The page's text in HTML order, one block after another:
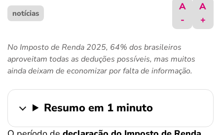
crédito fácil
ferramentas
notícias
A
-
A
+
No Imposto de Renda 2025, 64% dos brasileiros
aproveitam todas as deduções possíveis, mas muitos
ainda deixam de economizar por falta de informação.
Resumo em 1 minuto